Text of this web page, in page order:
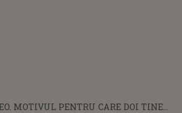
MOTIVUL PENTRU CARE DOI TINERI